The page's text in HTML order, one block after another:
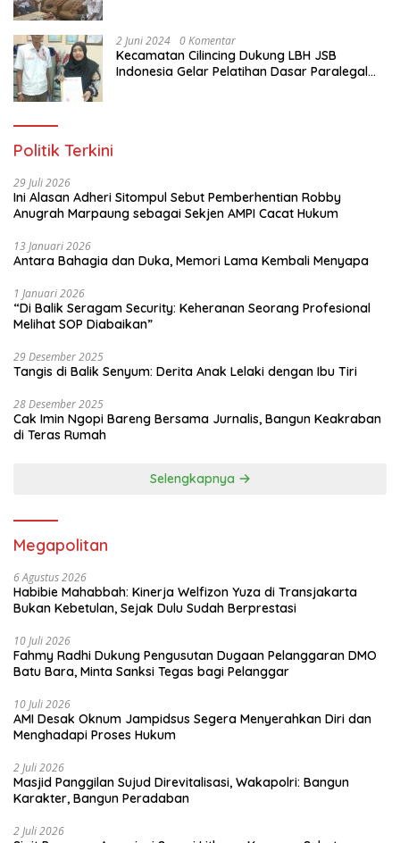
2 Juni 2024 0 Komentar
Kecamatan Cilincing Dukung LBH JSB
Indonesia Gelar Pelatihan Dasar Paralegal
Politik Terkini
29 Juli 2026
Ini Alasan Adheri Sitompul Sebut Pemberhentian Robby
Anugrah Marpaung sebagai Sekjen AMPI Cacat Hukum
13 Januari 2026
Antara Bahagia dan Duka, Memori Lama Kembali Menyapa
1 Januari 2026
“Di Balik Seragam Security: Keheranan Seorang Profesional
Melihat SOP Diabaikan”
29 Desember 2025
Tangis di Balik Senyum: Derita Anak Lelaki dengan Ibu Tiri
28 Desember 2025
Cak Imin Ngopi Bareng Bersama Jurnalis, Bangun Keakraban
di Teras Rumah
Selengkapnya
Megapolitan
6 Agustus 2026
Habibie Mahabbah: Kinerja Welfizon Yuza di Transjakarta
Bukan Kebetulan, Sejak Dulu Sudah Berprestasi
10 Juli 2026
Fahmy Radhi Dukung Pengusutan Dugaan Pelanggaran DMO
Batu Bara, Minta Sanksi Tegas bagi Pelanggar
10 Juli 2026
AMI Desak Oknum Jampidsus Segera Menyerahkan Diri dan
Menghadapi Proses Hukum
2 Juli 2026
Masjid Panggilan Sujud Direvitalisasi, Wakapolri: Bangun
Karakter, Bangun Peradaban
2 Juli 2026